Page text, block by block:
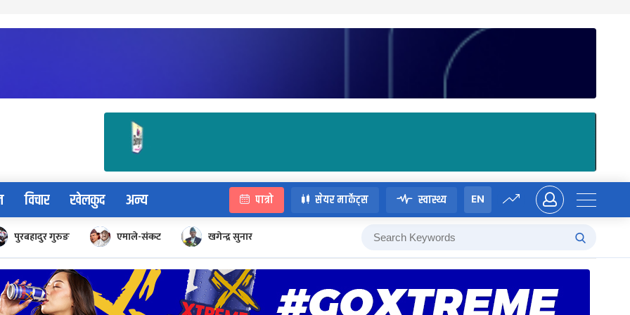
विचार खेलकुद अन्य पात्रो सेयर मार्केट्स स्वास्थ्य EN
पुरबहादुर गुरुङ एमाले-संकट खगेन्द्र सुनार